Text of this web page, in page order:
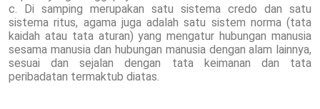
c. Di samping merupakan satu sistema credo dan satu
sistema ritus, agama juga adalah satu sistem norma (tata
kaidah atau tata aturan) yang mengatur hubungan manusia
sesama manusia dan hubungan manusia dengan alam lainnya,
sesuai dan sejalan dengan tata keimanan dan tata
peribadatan termaktub diatas.